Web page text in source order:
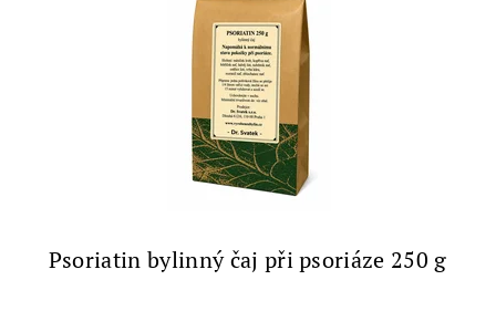
Psoriatin bylinný čaj při psoriáze 250 g